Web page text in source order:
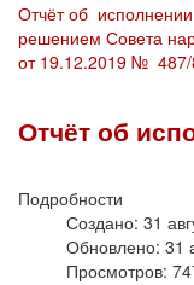
Отчёт об
решением Совета
от 19.12.2019 № 487/
Отчёт об
Подробности
Создано: 31
Обновлено: 31
Просмотров: